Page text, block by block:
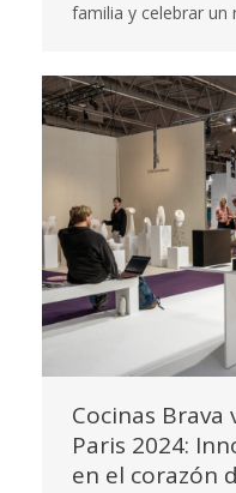
familia y celebrar un
Cocinas
Paris 2024:
en el corazón